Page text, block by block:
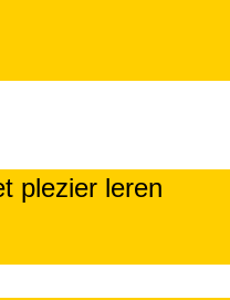
plezier leren